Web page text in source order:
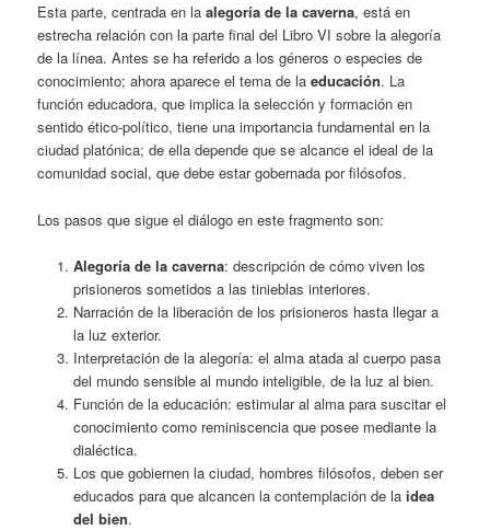
Esta parte, centrada en laalegoría de la caverna, está en
estrecha relación con la parte final del Libro VI sobre la alegoría
de la línea. Antes se ha referido a los géneros o especies de
conocimiento; ahora aparece el tema de laeducación. La
función educadora, que implica la selección y formación en
sentido ético-político, tiene una importancia fundamental en la
ciudad platónica; de ella depende que se alcance el ideal de la
comunidad social, que debe estar gobernada por filósofos.
Los pasos que sigue el diálogo en este fragmento son:
Alegoría de la caverna: descripción de cómo viven los
prisioneros sometidos a las tinieblas interiores.
Narración de la liberación de los prisioneros hasta llegar a
la luz exterior.
Interpretación de la alegoría: el alma atada al cuerpo pasa
del mundo sensible al mundo inteligible, de la luz al bien.
Función de la educación: estimular al alma para suscitar el
conocimiento como reminiscencia que posee mediante la
dialéctica.
Los que gobiernen la ciudad, hombres filósofos, deben ser
educados para que alcancen la contemplación de la idea
del bien.